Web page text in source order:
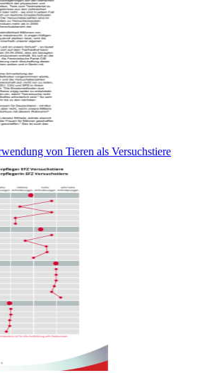
von Tieren als Versuchstiere